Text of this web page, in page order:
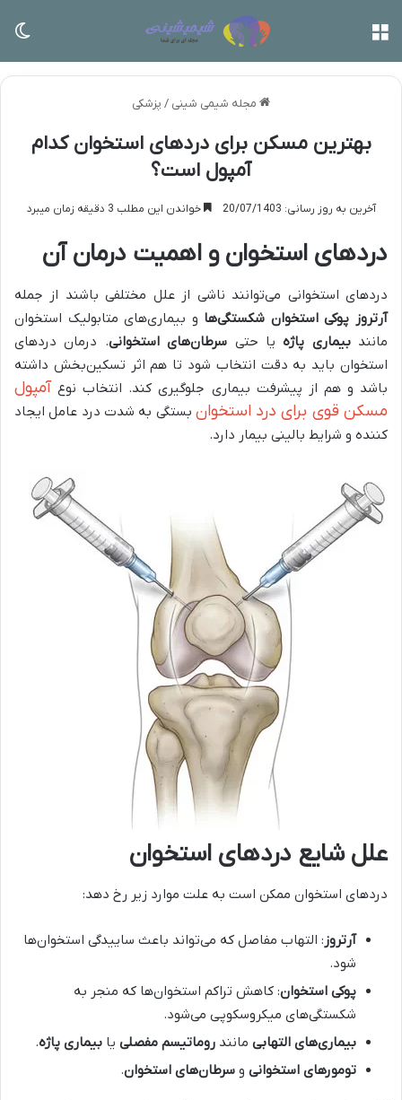
مجله شیمی شینی / پزشکی
بهترین مسکن برای دردهای استخوان کدام
آمپول است؟
آخرین به روز رسانی: 20/07/1403 خواندن این مطلب 3 دقیقه زمان میبرد
دردهای استخوان و اهمیت درمان آن
دردهای استخوانی می‌توانند ناشی از علل مختلفی باشند از جمله
آرتروز پوکی استخوان شکستگی‌ها و بیماری‌های متابولیک استخوان
مانندبیماری پاژهیا حتی سرطان‌های استخوانی. درمان دردهای
استخوان باید به دقت انتخاب شود تا هم اثر تسکین‌بخش داشته
باشد و هم از پیشرفت بیماری جلوگیری کند. انتخاب نوعآمپول
مسکن قوی برای درد استخوان بستگی به شدت درد عامل ایجاد
کننده و شرایط بالینی بیمار دارد.
علل شایع دردهای استخوان
دردهای استخوان ممکن است به علت موارد زیر رخ دهد:
آرتروز : التهاب مفاصل که می‌تواند باعث ساییدگی استخوان‌ها
شود.
پوکی استخوان: کاهش تراکم استخوان‌ها که منجر به
شکستگی‌های میکروسکوپی می‌شود.
بیماری‌های التهابی مانند روماتیسم مفصلی یا بیماری پاژه.
تومورهای استخوانی و سرطان‌های استخوان.